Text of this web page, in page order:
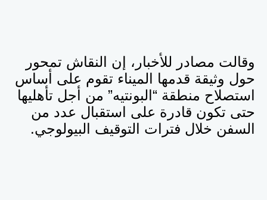
وقالت مصادر للأخبار، إن النقاش تمحور
حول وثيقة قدمها الميناء تقوم على أساس
استصلاح منطقة “البونتيه” من أجل تأهليها
حتى تكون قادرة على استقبال عدد من
السفن خلال فترات التوقيف البيولوجي.